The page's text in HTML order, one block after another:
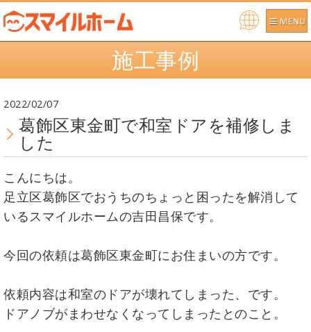
Po
re
y
施工事例
2022/02/07
葛飾区東金町で和室ドアを補修しま
した
こんにちは。
足立区葛飾区でおうちのちょっと困ったを解消して
いるスマイルホームの吉田昌保です。
今回の依頼は葛飾区東金町にお住まいの方です。
依頼内容は和室のドアが壊れてしまった、です。
ドアノブがまわせなくなってしまったとのこと。